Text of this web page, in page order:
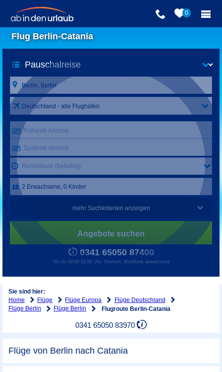
0
Flug Berlin-Catania
Deutschland - alle Flughäfen
Früheste Anreise
Späteste Abreise
Reisedauer (beliebig)
mehr Suchkriterien anzeigen
Angebote suchen
0341 65050 87400
Mo-So 09:00-22:00 Uhr, Ortstarif, Mobilfunk abweichend
Sie sind hier:
Home
Flüge Flüge Europa
Flüge Deutschland
Flüge Berlin
Flüge Berlin Flugroute Berlin-Catania
0341 65050 83970
Flüge von Berlin nach Catania